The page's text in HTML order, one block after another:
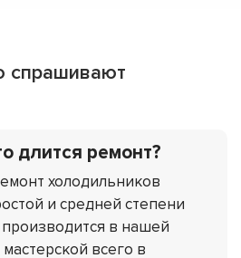
спрашивают
длится ремонт?
холодильников
и средней степени
в нашей
всего в